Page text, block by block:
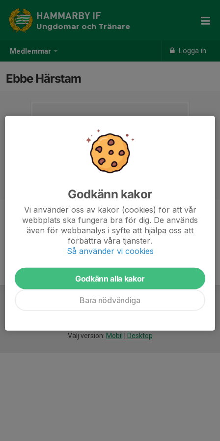
Medlemmar Logga in
HAMMARBY IF
Ungdomar och Tränare
Ebbe Härstam
Ålder 12 år
Välj version: Mobil Desktop
Godkänn kakor
Vi använder oss av kakor (cookies) för att vår
webbplats ska fungera bra för dig. De används
även för webbanalys i syfte att hjälpa oss att
förbättra våra tjänster.
Så använder vi cookies
Godkänn alla kakor
Bara nödvändiga